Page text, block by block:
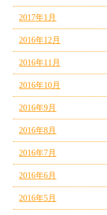
2017年1月
2016年12月
2016年11月
2016年10月
2016年9月
2016年8月
2016年7月
2016年6月
2016年5月